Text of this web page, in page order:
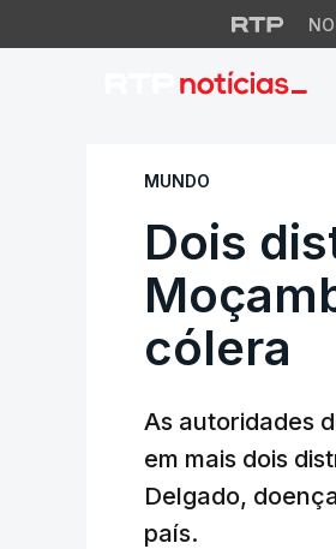
Dois
MUNDO
Dois
cólera
As autoridades
em mais dois
Delgado,
país.